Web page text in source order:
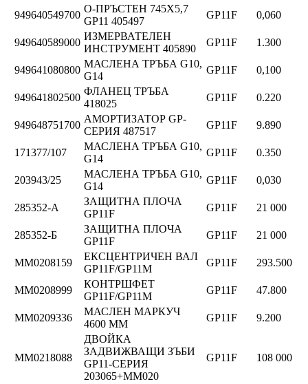
949640549700
О-ПРЪСТЕН 745X5,7
GP11 405497
GP11F 0,060
949640589000
ИЗМЕРВАТЕЛЕН
ИНСТРУМЕНТ 405890
GP11F 1.300
949641080800
МАСЛЕНА ТРЪБА G10,
G14
GP11F 0,100
949641802500
ФЛАНЕЦ ТРЪБА
418025
GP11F 0.220
949648751700
АМОРТИЗАТОР GP-
СЕРИЯ 487517
GP11F 9.890
171377/107
МАСЛЕНА ТРЪБА G10,
G14
GP11F 0.350
203943/25
МАСЛЕНА ТРЪБА G10,
G14
GP11F 0,030
285352-А
ЗАЩИТНА ПЛОЧА
GP11F
GP11F 21 000
285352-Б
ЗАЩИТНА ПЛОЧА
GP11F
GP11F 21 000
ММ0208159
ЕКСЦЕНТРИЧЕН ВАЛ
GP11F/GP11M
GP11F 293.500
ММ0208999
КОНТРШФЕТ
GP11F/GP11M
GP11F 47.800
ММ0209336
МАСЛЕН МАРКУЧ
4600 ММ
GP11F 9.200
ММ0218088
ДВОЙКА
ЗАДВИЖВАЩИ ЗЪБИ
GP11-СЕРИЯ
203065+MM020
GP11F 108 000